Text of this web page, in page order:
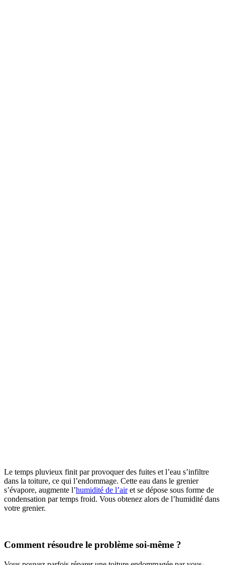
Le temps pluvieux finit par provoquer des fuites et l’eau s’infiltre
dans la toiture, ce qui l’endommage. Cette eau dans le grenier
s’évapore, augmente l’humidité de l’airet se dépose sous forme de
condensation par temps froid. Vous obtenez alors de l’humidité dans
votre grenier.
Comment résoudre le problème soi-même ?